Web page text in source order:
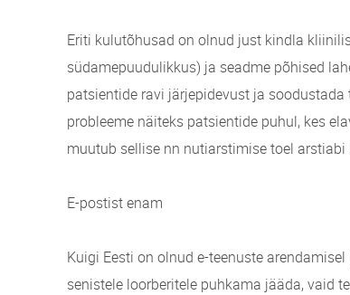
Eriti kulutõhusad on olnud just kindla
südamepuudulikkus) ja seadme põhised
patsientide ravi järjepidevust ja
probleeme näiteks patsientide puhul, kes
muutub sellise nn nutiarstimise toel
E-postist enam
Kuigi Eesti on olnud e-teenuste
senistele loorberitele puhkama jääda, vaid